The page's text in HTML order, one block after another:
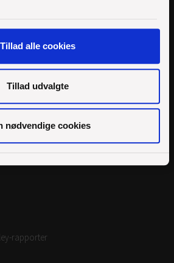
Tillad alle cookies
Tillad udvalgte
nødvendige cookies
rapporter